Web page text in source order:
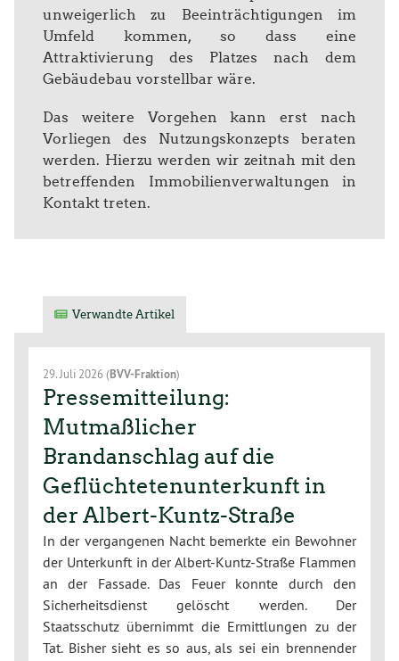
unweigerlich zu Beeinträchtigungen im
Umfeld kommen, so dass eine
Attraktivierung des Platzes nach dem
Gebäudebau vorstellbar wäre.
Das weitere Vorgehen kann erst nach
Vorliegen des Nutzungskonzepts beraten
werden. Hierzu werden wir zeitnah mit den
betreffenden Immobilienverwaltungen in
Kontakt treten.
Verwandte Artikel
29. Juli 2026 (BVV-Fraktion)
Pressemitteilung:
Mutmaßlicher
Brandanschlag auf die
Geflüchtetenunterkunft in
der Albert-Kuntz-Straße
In der vergangenen Nacht bemerkte ein Bewohner
der Unterkunft in der Albert-Kuntz-Straße Flammen
an der Fassade. Das Feuer konnte durch den
Sicherheitsdienst gelöscht werden. Der
Staatsschutz übernimmt die Ermittlungen zu der
Tat. Bisher sieht es so aus, als sei ein brennender